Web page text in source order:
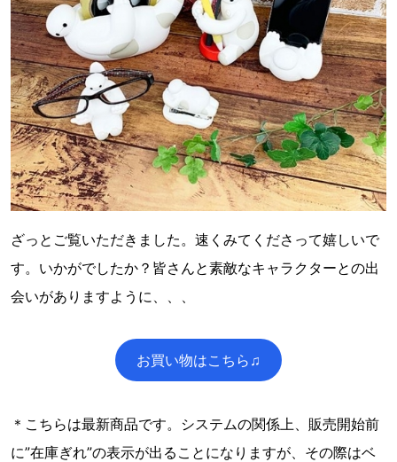
ざっとご覧いただきました。速くみてくださって嬉しいで
す。いかがでしたか？皆さんと素敵なキャラクターとの出
会いがありますように、、、
お買い物はこちら♫
＊こちらは最新商品です。システムの関係上、販売開始前
に”在庫ぎれ”の表示が出ることになりますが、その際はベ